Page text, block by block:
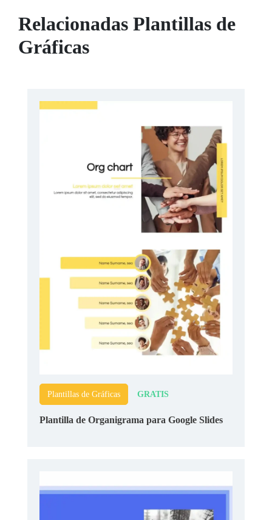
Relacionadas Plantillas de
Gráficas
Plantillas de Gráficas GRATIS
Plantilla de Organigrama para Google Slides